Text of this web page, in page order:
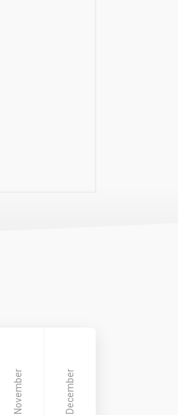
November December